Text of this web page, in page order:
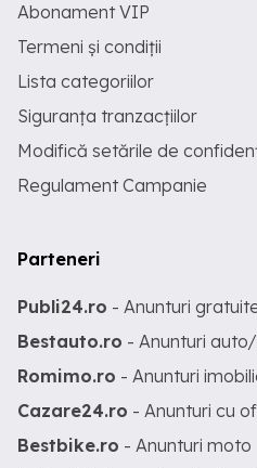
Abonament VIP
Termeni și condiții
Lista categoriilor
Siguranța tranzacțiilor
Modifică setările de
Regulament Campanie
Parteneri
Publi24.ro - Anunturi
Bestauto.ro - Anunturi
Romimo.ro - Anunturi
Cazare24.ro - Anunturi cu
Bestbike.ro - Anunturi moto